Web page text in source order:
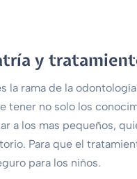
y
la rama de la
tener no solo los
a los mas pequeños,
Para que el
para los niños.